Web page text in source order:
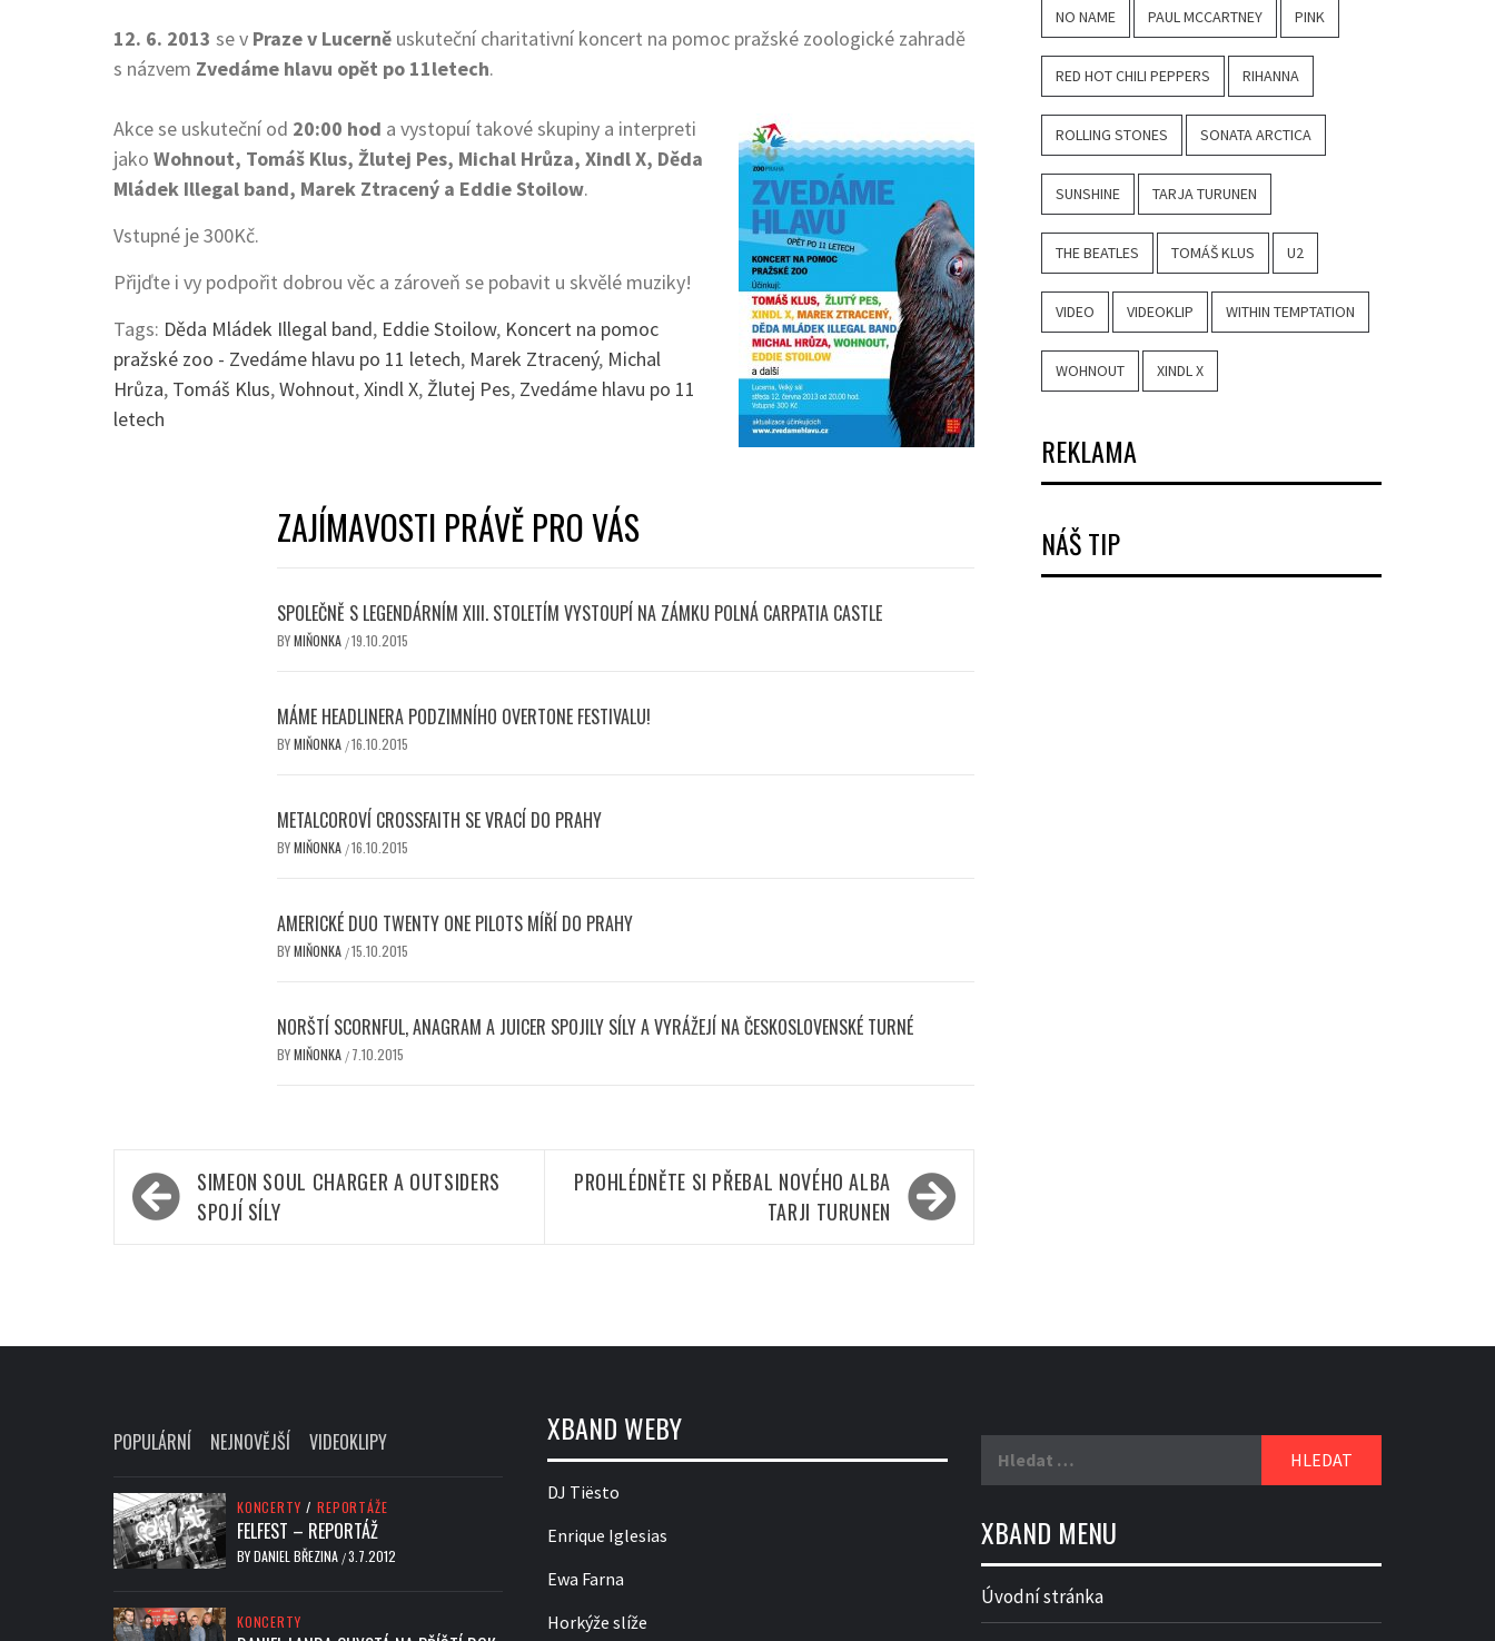
12. 6. 2013 se v Praze v Lucerně uskuteční charitativní koncert na pomoc pražské zoologické zahradě
s názvem Zvedáme hlavu opět po 11letech.
Akce se uskuteční od 20:00 hod a vystopuí takové skupiny a interpreti
jako Wohnout, Tomáš Klus, Žlutej Pes, Michal Hrůza, Xindl X, Děda
Mládek Illegal band, Marek Ztracený a Eddie Stoilow.
Vstupné je 300Kč.
Přijďte i vy podpořit dobrou věc a zároveň se pobavit u skvělé muziky!
Tags: Děda Mládek Illegal band, Eddie Stoilow, Koncert na pomoc
pražské zoo - Zvedáme hlavu po 11 letech, Marek Ztracený, Michal
Hrůza, Tomáš Klus,Wohnout,Xindl X,Žlutej Pes, Zvedáme hlavu po 11
letech
ZAJÍMAVOSTI PRÁVĚ PRO VÁS
SPOLEČNĚ S LEGENDÁRNÍM XIII. STOLETÍM VYSTOUPÍ NA ZÁMKU POLNÁ CARPATIA CASTLE
BYMIŇONKA /19.10.2015
MÁME HEADLINERA PODZIMNÍHO OVERTONE FESTIVALU!
BYMIŇONKA /16.10.2015
METALCOROVÍ CROSSFAITH SE VRACÍ DO PRAHY
BYMIŇONKA /16.10.2015
AMERICKÉ DUO TWENTY ONE PILOTS MÍŘÍ DO PRAHY
BYMIŇONKA /15.10.2015
NORŠTÍ SCORNFUL, ANAGRAM A JUICER SPOJILY SÍLY A VYRÁŽEJÍ NA ČESKOSLOVENSKÉ TURNÉ
BYMIŇONKA / 7.10.2015
Navigace
pro
SIMEON SOUL CHARGER A OUTSIDERS
SPOJÍ SÍLY
PROHLÉDNĚTE SI PŘEBAL NOVÉHO ALBA
TARJI TURUNEN
NO NAME PAUL MCCARTNEY PINK
RED HOT CHILI PEPPERS RIHANNA
ROLLING STONES SONATA ARCTICA
SUNSHINE TARJA TURUNEN
THE BEATLES TOMÁŠ KLUS U2
VIDEO VIDEOKLIP WITHIN TEMPTATION
WOHNOUT XINDL X
REKLAMA
NÁŠ TIP
POPULÁRNÍ NEJNOVĚJŠÍ VIDEOKLIPY
KONCERTY / REPORTÁŽE
FELFEST – REPORTÁŽ
BYDANIEL BŘEZINA /3.7.2012
KONCERTY
XBAND WEBY
DJ Tiësto
Enrique Iglesias
Ewa Farna
Horkýže slíže
XBAND MENU
Úvodní stránka